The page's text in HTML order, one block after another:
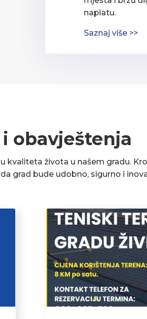
naplatu.
Saznaj više >>
obavještenja
kvaliteta života u našem gradu.
grad bude udobno, sigurno i